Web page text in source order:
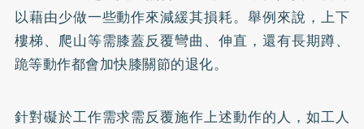
以藉由少做一些動作來減緩其損耗。舉例來說，上下
樓梯、爬山等需膝蓋反覆彎曲、伸直，還有長期蹲、
跪等動作都會加快膝關節的退化。
針對礙於工作需求需反覆施作上述動作的人，如工人